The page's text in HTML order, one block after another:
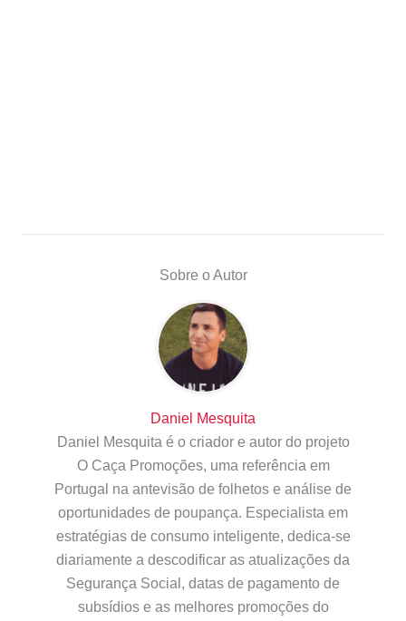
Sobre o Autor
Daniel Mesquita
Daniel Mesquita é o criador e autor do projeto
O Caça Promoções, uma referência em
Portugal na antevisão de folhetos e análise de
oportunidades de poupança. Especialista em
estratégias de consumo inteligente, dedica-se
diariamente a descodificar as atualizações da
Segurança Social, datas de pagamento de
subsídios e as melhores promoções do